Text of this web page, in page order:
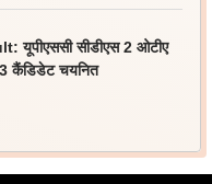
सीडीएस 2 ओटीए
कैंडिडेट चयनित